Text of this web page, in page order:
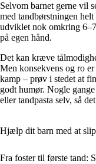
Selvom barnet gerne vil
med tandbørstningen
udviklet nok omkring
på egen hånd.
Det kan kræve
Men konsekvens og ro
kamp – prøv i stedet at
godt humør. Nogle
eller tandpasta selv, så
Hjælp dit barn med at
Fra foster til første tand: